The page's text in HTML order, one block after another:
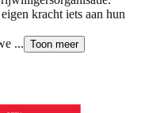
kracht iets aan hun
... Toon meer